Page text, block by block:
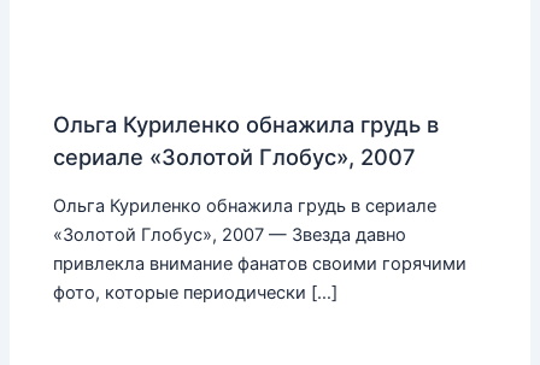
Ольга Куриленко обнажила грудь в
сериале «Золотой Глобус», 2007
Ольга Куриленко обнажила грудь в сериале
«Золотой Глобус», 2007 — Звезда давно
привлекла внимание фанатов своими горячими
фото, которые периодически […]